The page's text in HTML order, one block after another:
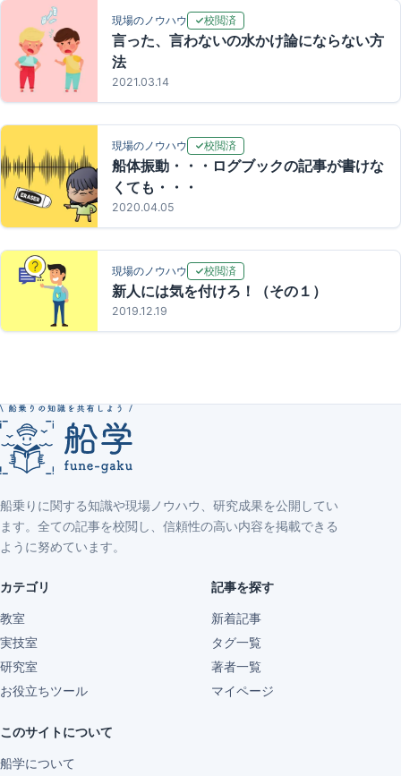
現場のノウハウ 校閲済
言った、言わないの水かけ論にならない方
法
2021.03.14
現場のノウハウ 校閲済
船体振動・・・ログブックの記事が書けな
くても・・・
2020.04.05
現場のノウハウ 校閲済
新人には気を付けろ！（その１）
2019.12.19
船乗りに関する知識や現場ノウハウ、研究成果を公開してい
ます。全ての記事を校閲し、信頼性の高い内容を掲載できる
ように努めています。
カテゴリ
教室
実技室
研究室
お役立ちツール
記事を探す
新着記事
タグ一覧
著者一覧
マイページ
このサイトについて
船学について